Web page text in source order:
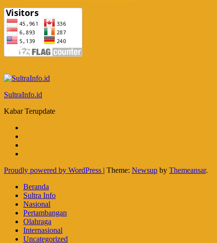
SultraInfo.id
Kabar Terupdate
Proudly powered by WordPress | Theme: Newsup by Themeansar.
Beranda
Sultra Info
Nasional
Pertambangan
Olahraga
Internasional
Uncategorized